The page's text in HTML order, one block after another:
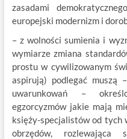
zasadami
europejski modernizm i
– z wolności sumienia i
wymiarze zmiana
prostu w cywilizowanym
aspirują) podlegać muszą
uwarunkowań –
egzorcyzmów jakie mają
księży-specjalistów od tych
obrzędów,